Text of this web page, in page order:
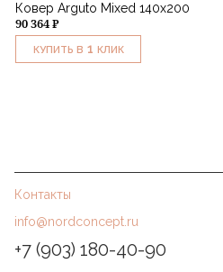
Ковер Arguto Mixed 140х200
90 364 ₽
КУПИТЬ В 1 КЛИК
Контакты
info@nordconcept.ru
+7 (903) 180-40-90